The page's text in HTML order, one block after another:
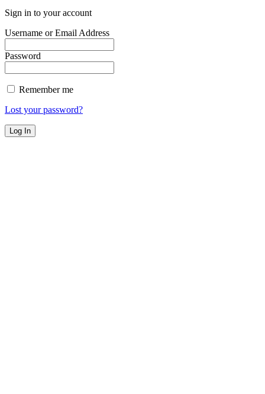
Sign in to your account
Username or Email Address
Password
Remember me
Lost your password?